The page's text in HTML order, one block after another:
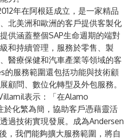
年在阿根廷成立，是一家精品
北美洲和歐洲的客戶提供客製化
供涵蓋整個SAP生命週期的端對
和持續管理，服務於零售、製
醫療保健和汽車產業等領域的客
的服務範圍還包括功能與技術顧
顧問、數位化轉型及外包服務。
表示：「在Alamo
化繁為簡，協助客戶憑藉靈活
過技術實現發展。成為Andersen
，我們能夠擴大服務範圍，將自